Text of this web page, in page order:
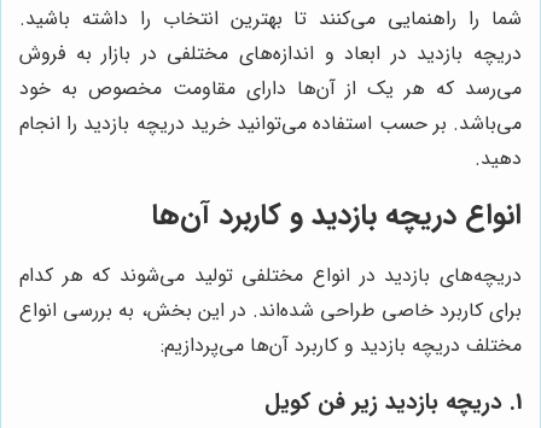
شما را راهنمایی می‌کنند تا بهترین انتخاب را داشته باشید.
دریچه بازدید در ابعاد و اندازه‌های مختلفی در بازار به فروش
می‌رسد که هر یک از آن‌ها دارای مقاومت مخصوص به خود
می‌باشد. بر حسب استفاده می‌توانید خرید دریچه بازدید را انجام
دهید.
انواع دریچه بازدید و کاربرد آن‌ها
دریچه‌های بازدید در انواع مختلفی تولید می‌شوند که هر کدام
برای کاربرد خاصی طراحی شده‌اند. در این بخش، به بررسی انواع
مختلف دریچه بازدید و کاربرد آن‌ها می‌پردازیم:
1. دریچه بازدید زیر فن کویل